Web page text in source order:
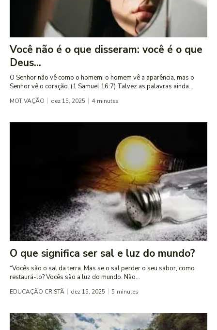
Você não é o que disseram: você é o que
Deus...
O Senhor não vê como o homem: o homem vê a aparência, mas o
Senhor vê o coração. (1 Samuel 16:7) Talvez as palavras ainda...
MOTIVAÇÃO dez 15, 2025 4 minutes
O que significa ser sal e luz do mundo?
“Vocês são o sal da terra. Mas se o sal perder o seu sabor, como
restaurá-lo? Vocês são a luz do mundo. Não...
EDUCAÇÃO CRISTÃ dez 15, 2025 5 minutes